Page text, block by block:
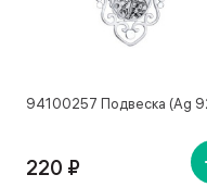
94100257 Подвеска (Ag
220 ₽